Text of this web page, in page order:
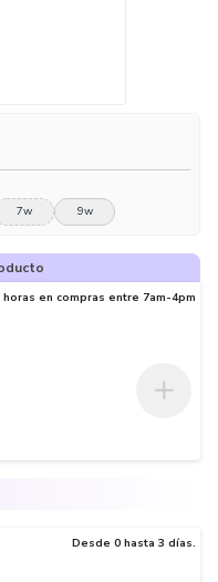
7w 9w
horas en compras entre 7am-4pm
Desde 0 hasta 3 días.